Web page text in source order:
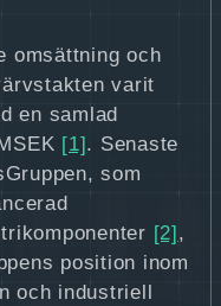
omsättning och
varit
en samlad
[1] . Senaste
som
[2] ,
position inom
och industriell